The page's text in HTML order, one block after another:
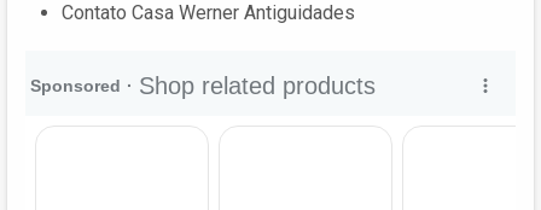
Contato Casa Werner Antiguidades